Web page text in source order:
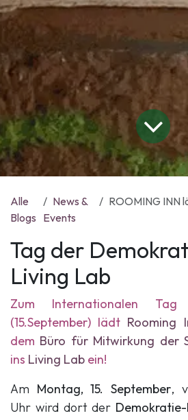
Alle
Blogs
News &
Events
ROOMING INN lädt ein:
Tag der
Living Lab
Zum Internationalen
(15.September) lädt Rooming
dem Büro für Mitwirkung der
ins Living Lab ein!
Am Montag, 15. September,
Uhr wird dort der Demokratie-